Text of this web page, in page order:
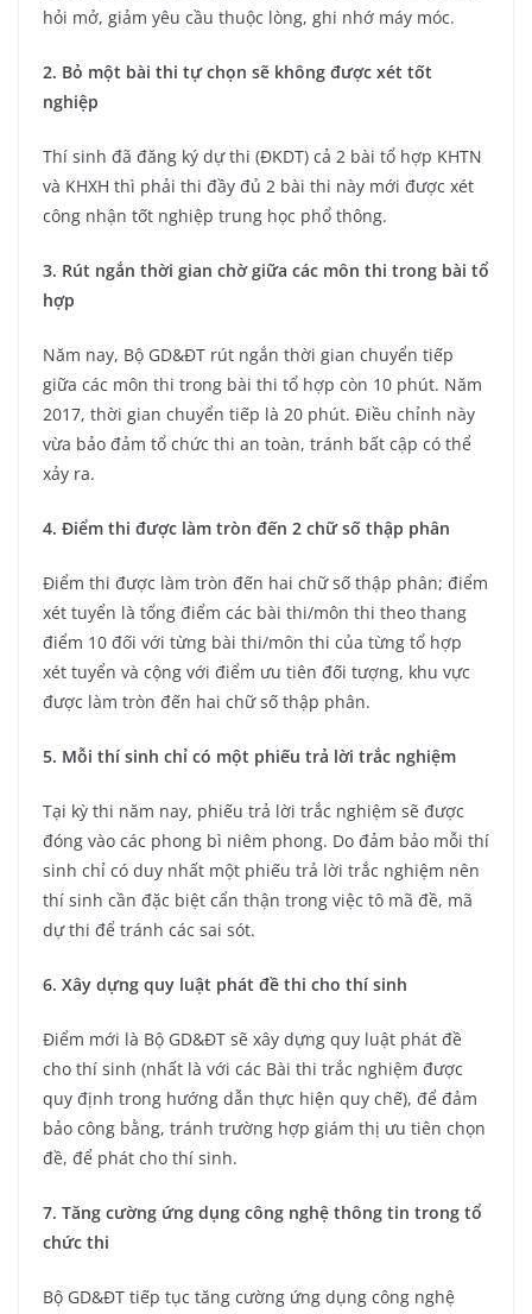
hỏi mở, giảm yêu cầu thuộc lòng, ghi nhớ máy móc.
2. Bỏ một bài thi tự chọn sẽ không được xét tốt
nghiệp
Thí sinh đã đăng ký dự thi (ĐKDT) cả 2 bài tổ hợp KHTN
và KHXH thì phải thi đầy đủ 2 bài thi này mới được xét
công nhận tốt nghiệp trung học phổ thông.
3. Rút ngắn thời gian chờ giữa các môn thi trong bài tổ
hợp
Năm nay, Bộ GD&ĐT rút ngắn thời gian chuyển tiếp
giữa các môn thi trong bài thi tổ hợp còn 10 phút. Năm
2017, thời gian chuyển tiếp là 20 phút. Điều chỉnh này
vừa bảo đảm tổ chức thi an toàn, tránh bất cập có thể
xảy ra.
4. Điểm thi được làm tròn đến 2 chữ số thập phân
Điểm thi được làm tròn đến hai chữ số thập phân; điểm
xét tuyển là tổng điểm các bài thi/môn thi theo thang
điểm 10 đối với từng bài thi/môn thi của từng tổ hợp
xét tuyển và cộng với điểm ưu tiên đối tượng, khu vực
được làm tròn đến hai chữ số thập phân.
5. Mỗi thí sinh chỉ có một phiếu trả lời trắc nghiệm
Tại kỳ thi năm nay, phiếu trả lời trắc nghiệm sẽ được
đóng vào các phong bì niêm phong. Do đảm bảo mỗi thí
sinh chỉ có duy nhất một phiếu trả lời trắc nghiệm nên
thí sinh cần đặc biệt cẩn thận trong việc tô mã đề, mã
dự thi để tránh các sai sót.
6. Xây dựng quy luật phát đề thi cho thí sinh
Điểm mới là Bộ GD&ĐT sẽ xây dựng quy luật phát đề
cho thí sinh (nhất là với các Bài thi trắc nghiệm được
quy định trong hướng dẫn thực hiện quy chế), để đảm
bảo công bằng, tránh trường hợp giám thị ưu tiên chọn
đề, để phát cho thí sinh.
7. Tăng cường ứng dụng công nghệ thông tin trong tổ
chức thi
Bộ GD&ĐT tiếp tục tăng cường ứng dụng công nghệ